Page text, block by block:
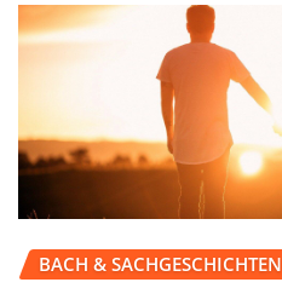
BACH & SACHGESCHICHTEN